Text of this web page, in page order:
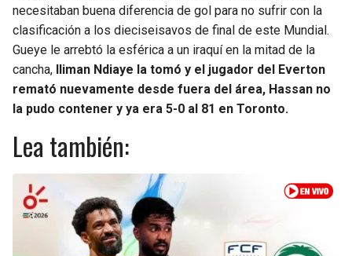
necesitaban buena diferencia de gol para no sufrir con la
clasificación a los dieciseisavos de final de este Mundial.
Gueye le arrebtó la esférica a un iraquí en la mitad de la
cancha,
Iliman Ndiaye la tomó y el jugador del Everton
remató nuevamente desde fuera del área, Hassan no
la pudo contener y ya era 5-0 al 81 en Toronto.
Lea también: